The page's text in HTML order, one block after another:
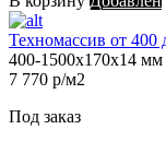
Техномассив от
400-1500х170х14 мм
7 770 р/м2
Под заказ